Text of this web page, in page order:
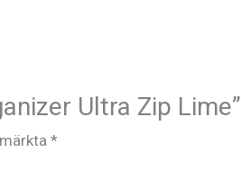
Ultra Zip Lime”
*